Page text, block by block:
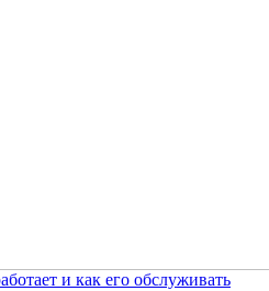
и как его обслуживать